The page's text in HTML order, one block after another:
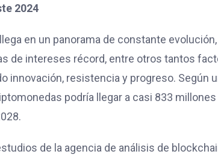
2024
en un panorama de constante
de intereses récord, entre otros tantos
innovación, resistencia y progreso. Según
podría llegar a casi 833
de la agencia de análisis de